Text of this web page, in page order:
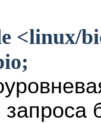
<linux/
запроса